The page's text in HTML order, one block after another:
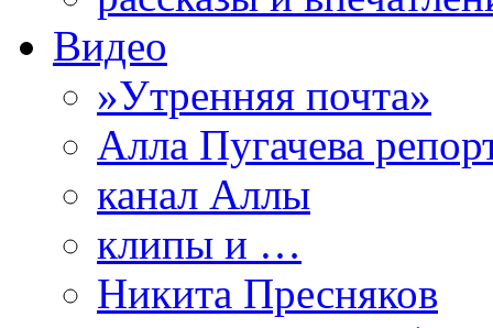
Видео
»Утренняя почта»
Алла Пугачева
канал Аллы
клипы и …
Никита Пресняков